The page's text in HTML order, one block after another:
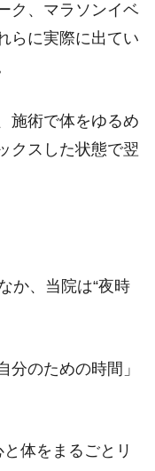
ク、マラソンイベ
らに実際に出てい
施術で体をゆるめ
クスした状態で翌
か、当院は“夜時
のための時間」
体をまるごとリ